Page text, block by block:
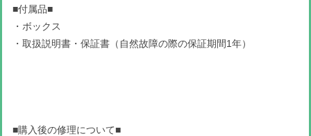
■付属品■
・ボックス
・取扱説明書・保証書（自然故障の際の保証期間1年）
■購入後の修理について■